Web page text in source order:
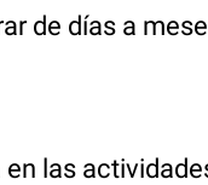
de días a
las